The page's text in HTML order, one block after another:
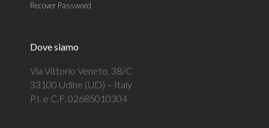
Recover Password
Dove siamo
Via Vittorio Veneto, 38/C
33100 Udine (UD) – Italy
P.I. e C.F. 02685010304